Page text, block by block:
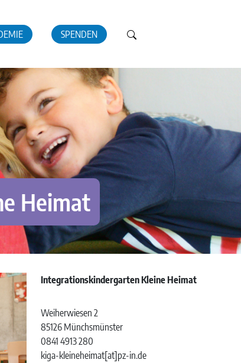
SPENDEN
Heimat
Integrationskindergarten Kleine Heimat
Weiherwiesen 2
85126 Münchsmünster
0841 4913 280
kiga-kleineheimat[at]pz-in.de